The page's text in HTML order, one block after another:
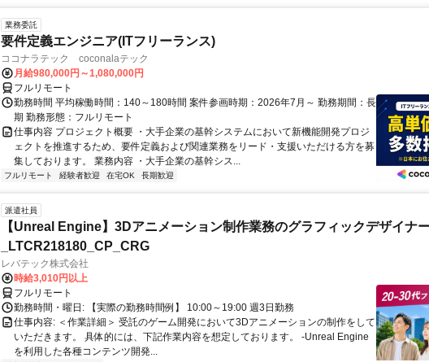
業務委託
要件定義エンジニア(ITフリーランス)
ココナラテック coconalaテック
月給980,000円～1,080,000円
フルリモート
勤務時間 平均稼働時間：140～180時間 案件参画時期：2026年7月～ 勤務期間：長
期 勤務形態：フルリモート
仕事内容 プロジェクト概要 ・大手企業の基幹システムにおいて新機能開発プロジ
ェクトを推進するため、要件定義および関連業務をリード・支援いただける方を募
集しております。 業務内容 ・大手企業の基幹シス...
フルリモート 経験者歓迎 在宅OK 長期歓迎
派遣社員
【Unreal Engine】3Dアニメーション制作業務のグラフィックデザイナ
_LTCR218180_CP_CRG
レバテック株式会社
時給3,010円以上
フルリモート
勤務時間・曜日: 【実際の勤務時間例】 10:00～19:00 週3日勤務
仕事内容: ＜作業詳細＞ 受託のゲーム開発において3Dアニメーションの制作をして
いただきます。 具体的には、下記作業内容を想定しております。 -Unreal Engine
を利用した各種コンテンツ開発...